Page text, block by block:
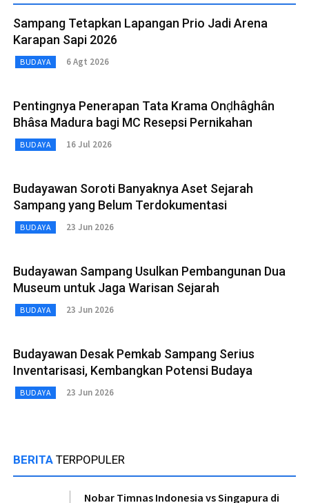
Sampang Tetapkan Lapangan Prio Jadi Arena
Karapan Sapi 2026
BUDAYA 6 Agt 2026
Pentingnya Penerapan Tata Krama Onḍhâghân
Bhâsa Madura bagi MC Resepsi Pernikahan
BUDAYA 16 Jul 2026
Budayawan Soroti Banyaknya Aset Sejarah
Sampang yang Belum Terdokumentasi
BUDAYA 23 Jun 2026
Budayawan Sampang Usulkan Pembangunan Dua
Museum untuk Jaga Warisan Sejarah
BUDAYA 23 Jun 2026
Budayawan Desak Pemkab Sampang Serius
Inventarisasi, Kembangkan Potensi Budaya
BUDAYA 23 Jun 2026
BERITA TERPOPULER
Nobar Timnas Indonesia vs Singapura di